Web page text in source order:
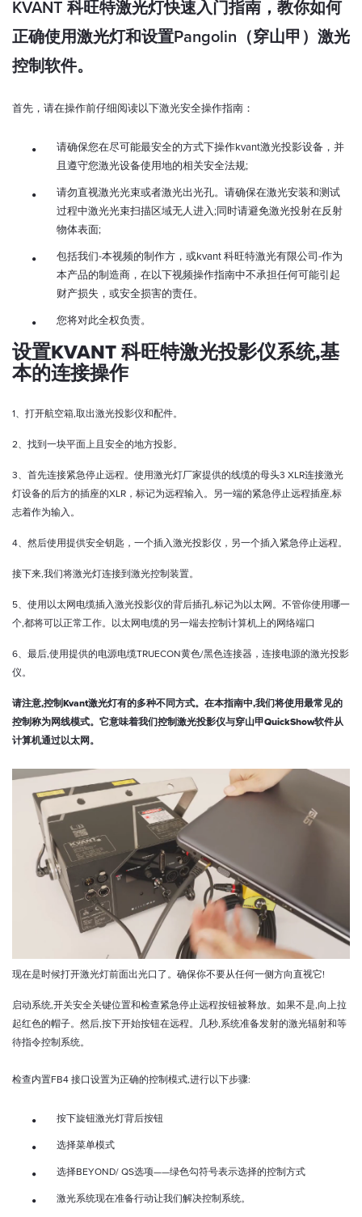
KVANT 科旺特激光灯快速入门指南，教你如何
正确使用激光灯和设置Pangolin（穿山甲）激光
控制软件。
首先，请在操作前仔细阅读以下激光安全操作指南：
请确保您在尽可能最安全的方式下操作kvant激光投影设备，并
且遵守您激光设备使用地的相关安全法规;
请勿直视激光光束或者激光出光孔。请确保在激光安装和测试
过程中激光光束扫描区域无人进入;同时请避免激光投射在反射
物体表面;
包括我们-本视频的制作方，或kvant 科旺特激光有限公司-作为
本产品的制造商，在以下视频操作指南中不承担任何可能引起
财产损失，或安全损害的责任。
您将对此全权负责。
设置KVANT 科旺特激光投影仪系统,基
本的连接操作
1、打开航空箱,取出激光投影仪和配件。
2、找到一块平面上且安全的地方投影。
3、首先连接紧急停止远程。使用激光灯厂家提供的线缆的母头3 XLR连接激光
灯设备的后方的插座的XLR ，标记为远程输入。另一端的紧急停止远程插座,标
志着作为输入。
4、然后使用提供安全钥匙，一个插入激光投影仪，另一个插入 紧急停止远程。
接下来,我们将激光灯连接到激光控制装置。
5、使用以太网电缆插入激光投影仪的背后插孔,标记为以太网。不管你使用哪一
个,都将可以正常工作。 以太网电缆的另一端去控制计算机上的网络端口
6、 最后,使用提供的电源电缆TRUECON黄色/黑色连接器，连接电源的激光投影
仪。
请注意,控制Kvant激光灯有的多种不同方式。在本指南中,我们将使用最常见的
控制称为网线模式。它意味着我们控制激光投影仪与穿山甲QuickShow软件从
计算机通过以太网。
现在是时候打开激光灯前面出光口了。确保你不要从任何一侧方向直视它!
启动系统,开关安全关键位置和检查紧急停止远程按钮被释放。如果不是,向上拉
起红色的帽子。然后,按下开始按钮在远程。几秒,系统准备发射的激光辐射和等
待指令控制系统。
检查内置FB4 接口设置为正确的控制模式,进行以下步骤:
按下旋钮激光灯背后按钮
选择菜单模式
选择BEYOND/ QS选项——绿色勾符号表示选择的控制方式
激光系统现在准备行动让我们解决控制系统。